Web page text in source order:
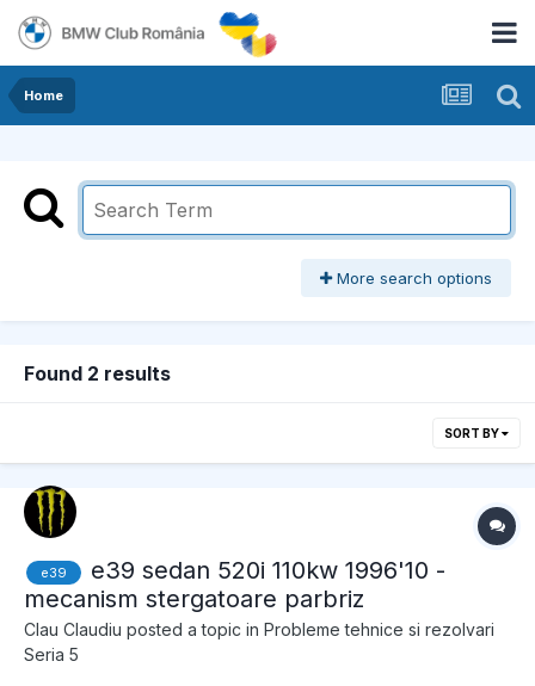
Home
More search options
Found 2 results
SORT BY
e39
e39 sedan 520i 110kw 1996'10 -
mecanism stergatoare parbriz
Clau Claudiu posted a topic in Probleme tehnice si rezolvari
Seria 5